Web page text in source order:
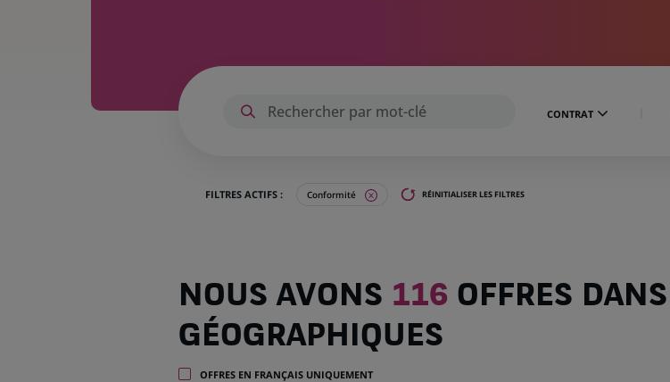
CONTRAT
FILTRES ACTIFS : Conformité RÉINITIALISER LES FILTRES
Nous
avons
116
offres
22
NOUS AVONS 116OFFRES DANS
GÉOGRAPHIQUES
OFFRES EN FRANÇAIS UNIQUEMENT